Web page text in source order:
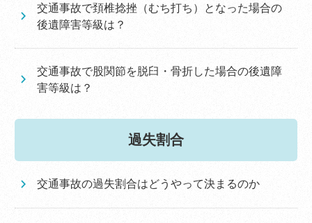
交通事故で頚椎捻挫（むち打ち）となった場合の
後遺障害等級は？
交通事故で股関節を脱臼・骨折した場合の後遺障
害等級は？
過失割合
交通事故の過失割合はどうやって決まるのか